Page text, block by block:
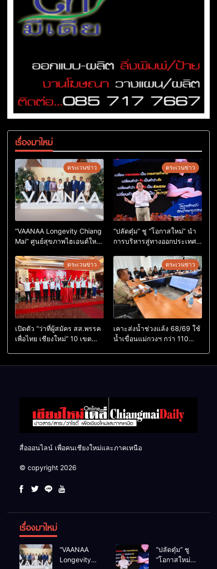
เรื่องมาใหม่
ตระเวนข่าว
“VAANAA Longevity Chiang
Mai” ศูนย์สุขภาพไฮเอนต์ใหญ่
ตระเวนข่าว
“ปลัดตุ๋ม” ชู “โอกาสใหม่” นำ
การบริหารสู่ทางออกประเทศ
ตระเวนข่าว
เปิดตัว “ว่าที่ผู้สมัคร สส.พรรค
เพื่อไทย เชียงใหม่” 10 เขต
ตระเวนข่าว
เคาะส่งน้ำช่วงแล้ง 68/69 ใช้
น้ำเขื่อนแม่กวงฯ กว่า 110
สื่อออนไลน์ เพื่อคนเชียงใหม่และภาคเหนือ
© copyright 2026
เรื่องมาใหม่
“VAANAA
Longevity
“ปลัดตุ๋ม” ชู
“โอกาสใหม่”